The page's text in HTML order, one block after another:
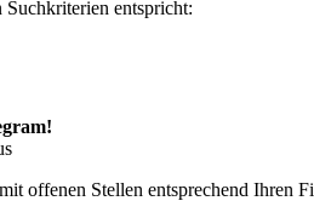
Suchkriterien entspricht:
offenen Stellen entsprechend Ihren